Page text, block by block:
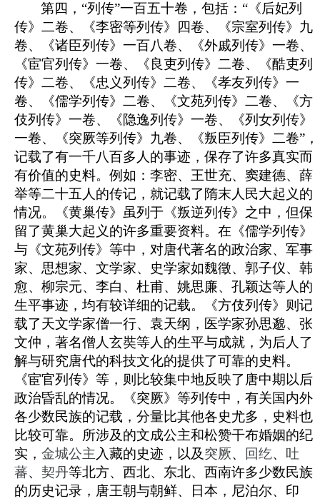
第四，“列传”一百五十卷，包括：“《后妃列
传》二卷、《李密等列传》四卷、《宗室列传》九
卷、《诸臣列传》一百八卷、《外戚列传》一卷、
《宦官列传》一卷、《良吏列传》二卷、《酷吏列
传》二卷、《忠义列传》二卷、《孝友列传》一
卷、《儒学列传》二卷、《文苑列传》二卷、《方
伎列传》一卷、《隐逸列传》一卷、《列女列传》
一卷、《突厥等列传》九卷、《叛臣列传》二卷”，
记载了有一千八百多人的事迹，保存了许多真实而
有价值的史料。例如：李密、王世充、窦建德、薛
举等二十五人的传记，就记载了隋末人民大起义的
情况。《黄巢传》虽列于《叛逆列传》之中，但保
留了黄巢大起义的许多重要资料。在《儒学列传》
与《文苑列传》等中，对唐代著名的政治家、军事
家、思想家、文学家、史学家如魏徵、郭子仪、韩
愈、柳宗元、李白、杜甫、姚思廉、孔颖达等人的
生平事迹，均有较详细的记载。《方伎列传》则记
载了天文学家僧一行、袁天纲，医学家孙思邈、张
文仲，著名僧人玄奘等人的生平与成就，为后人了
解与研究唐代的科技文化的提供了可靠的史料。
《宦官列传》等，则比较集中地反映了唐中期以后
政治昏乱的情况。《突厥》等列传中，有关国内外
各少数民族的记载，分量比其他各史尤多，史料也
比较可靠。所涉及的文成公主和松赞干布婚姻的纪
实， 金城公主 入藏的史迹，以及突厥、 回纥、 吐
蕃、 契丹等北方、西北、东北、西南许多少数民族
的历史记录，唐王朝与朝鲜、日本，尼泊尔、印